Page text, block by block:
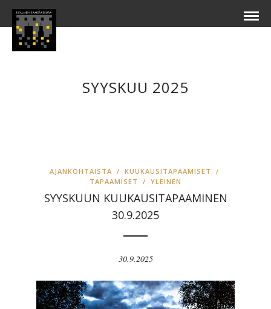
SYYSKUU 2025
AJANKOHTAISTA / KUUKAUSITAPAAMISET
/
TAPAAMISET
/ YLEINEN
SYYSKUUN KUUKAUSITAPAAMINEN
30.9.2025
30.9.2025